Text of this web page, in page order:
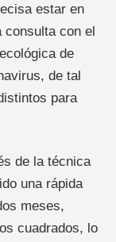
estar en
consulta con el
de
de tal
para
de la técnica
una rápida
meses,
cuadrados, lo